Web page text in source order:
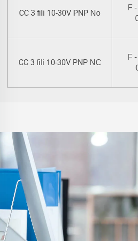
CC 3 fili 10-30V PNP No
F
CC 3 fili 10-30V PNP NC
F